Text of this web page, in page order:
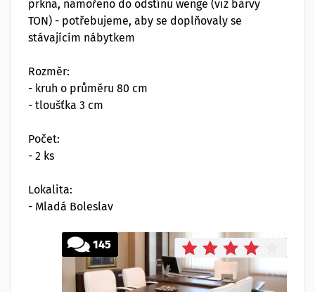
prkna, namořeno do odstínu wenge (viz barvy
TON) - potřebujeme, aby se doplňovaly se
stávajícím nábytkem
Rozměr:
- kruh o průměru 80 cm
- tloušťka 3 cm
Počet:
- 2 ks
Lokalita:
- Mladá Boleslav
145